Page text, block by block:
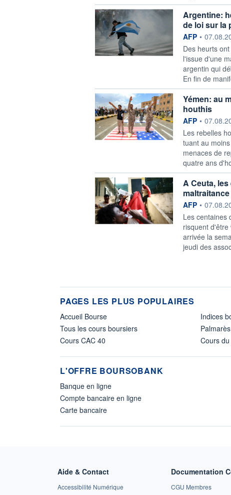
Argentine:
de loi sur la
information
AFP •
Des heurts
l'issue d'une
argentin qui
En fin de
Yémen: au
houthis
information
AFP •
Les rebelles
tuant au
menaces de
quatre ans
A Ceuta,
information
AFP •
Les centaines
risquent
arrivée la
jeudi des
PAGES LES PLUS POPULAIRES
Accueil Bourse
Tous les cours boursiers
Cours CAC 40
Indices
Cours
L'OFFRE BOURSOBANK
Banque en ligne
Compte bancaire en ligne
Carte bancaire
Aide & Contact
Accessibilité Numérique
Documentation
CGU Membres